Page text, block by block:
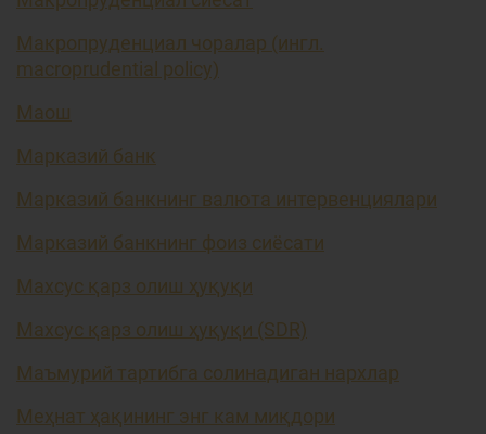
Макропруденциал чоралар (ингл.
macroprudential policy)
Маош
Марказий банк
Марказий банкнинг валюта интервенциялари
Марказий банкнинг фоиз сиёсати
Махсус қарз олиш ҳуқуқи
Махсус қарз олиш ҳуқуқи (SDR)
Маъмурий тартибга солинадиган нархлар
Меҳнат ҳақининг энг кам миқдори